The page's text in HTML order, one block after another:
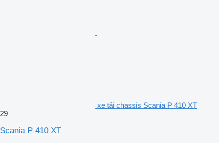
xe tải chassis Scania P 410 XT
29
Scania P 410 XT